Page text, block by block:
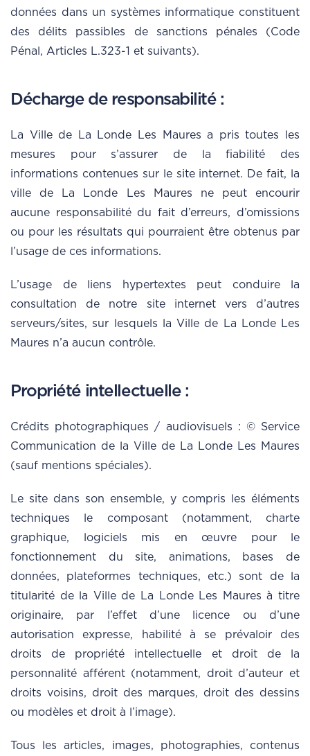
données dans un systèmes informatique constituent
des délits passibles de sanctions pénales (Code
Pénal, Articles L.323-1 et suivants).
Décharge de responsabilité :
La Ville de La Londe Les Maures a pris toutes les
mesures pour s’assurer de la fiabilité des
informations contenues sur le site internet. De fait, la
ville de La Londe Les Maures ne peut encourir
aucune responsabilité du fait d’erreurs, d’omissions
ou pour les résultats qui pourraient être obtenus par
l’usage de ces informations.
L’usage de liens hypertextes peut conduire la
consultation de notre site internet vers d’autres
serveurs/sites, sur lesquels la Ville de La Londe Les
Maures n’a aucun contrôle.
Propriété intellectuelle :
Crédits photographiques / audiovisuels : © Service
Communication de la Ville de La Londe Les Maures
(sauf mentions spéciales).
Le site dans son ensemble, y compris les éléments
techniques le composant (notamment, charte
graphique, logiciels mis en œuvre pour le
fonctionnement du site, animations, bases de
données, plateformes techniques, etc.) sont de la
titularité de la Ville de La Londe Les Maures à titre
originaire, par l’effet d’une licence ou d’une
autorisation expresse, habilité à se prévaloir des
droits de propriété intellectuelle et droit de la
personnalité afférent (notamment, droit d’auteur et
droits voisins, droit des marques, droit des dessins
ou modèles et droit à l’image).
Tous les articles, images, photographies, contenus